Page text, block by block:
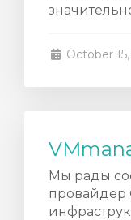
October
Мы рады
провайдер